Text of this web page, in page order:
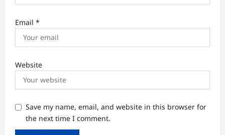
Email *
Website
Save my name, email, and website in this browser for
the next time I comment.